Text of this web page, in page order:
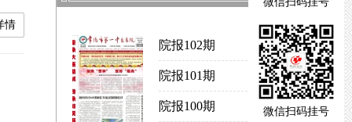
药
情
院报102期
院报101期
院报100期 微信扫码挂号